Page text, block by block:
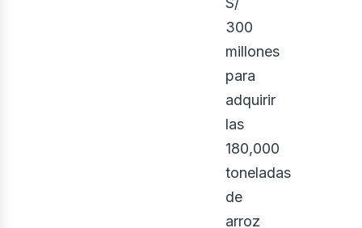
300
millones
para
adquirir
las
180,000
toneladas
de
arroz